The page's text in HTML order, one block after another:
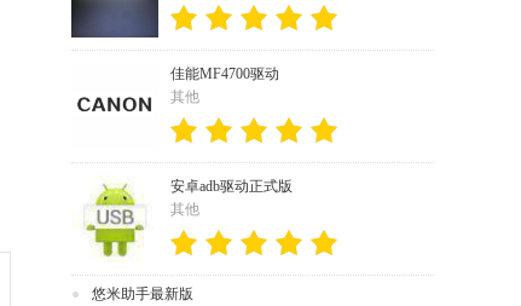
佳能MF4700驱动
其他
安卓adb驱动正式版
其他
悠米助手最新版